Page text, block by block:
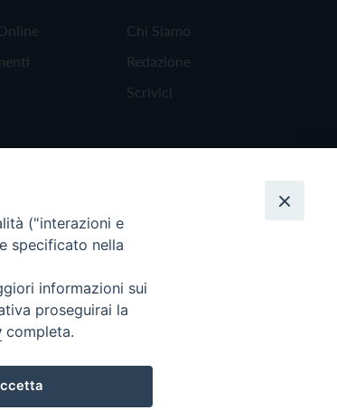
Chi Siamo
Redazione
Scrivici
("interazioni e
specificato nella
informazioni sui
proseguirai la
completa.